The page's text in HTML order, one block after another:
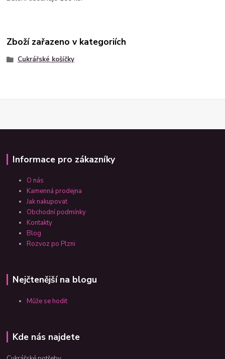
Zboží zařazeno v kategoriích
Cukrářské košíčky
Informace pro zákazníky
O nás
Kamenná prodejna
Jak nakupovat
Obchodní podmínky
Kontakty
Blog
Rozvoz po Plzni
Nejčtenější na blogu
Může se hodit
Kde nás najdete